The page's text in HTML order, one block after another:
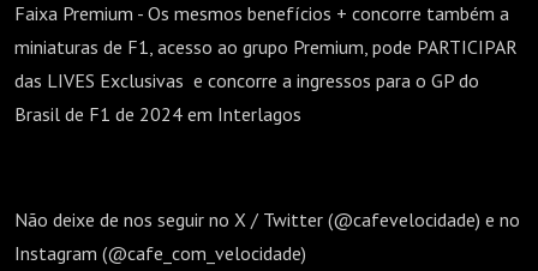
Faixa Premium - Os mesmos benefícios + concorre também a
miniaturas de F1, acesso ao grupo Premium, pode PARTICIPAR
das LIVES Exclusivas e concorre a ingressos para o GP do
Brasil de F1 de 2024 em Interlagos
Não deixe de nos seguir no X / Twitter (@cafevelocidade) e no
Instagram (@cafe_com_velocidade)